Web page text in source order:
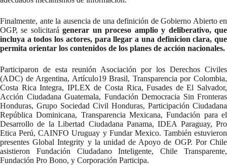
Finalmente, ante la ausencia de una definición de Gobierno Abierto en
OGP, se solicitarágenerar un proceso amplio y deliberativo, que
incluya a todos los actores, para llegar a una definicion clara, que
permita orientar los contenidos de los planes de acción nacionales.
Participaron de esta reunión Asociación por los Derechos Civiles
(ADC) de Argentina, Artículo19 Brasil, Transparencia por Colombia,
Costa Rica Integra, IPLEX de Costa Rica, Fusades de El Salvador,
Acción Ciudadana Guatemala, Fundación Democracia Sin Fronteras
Honduras, Grupo Sociedad Civil Honduras, Participación Ciudadana
República Dominicana, Transparencia Mexicana, Fundación para el
Desarrollo de la Libertad Ciudadana Panama, IDEA Paraguay, Pro
Etica Perú, CAINFO Uruguay y Fundar Mexico. También estuvieron
presentes Global Integrity y la unidad de Apoyo de OGP. Por Chile
asistieron Fundación Ciudadano Inteligente, Chile Transparente,
Fundación Pro Bono, y Corporación Participa.